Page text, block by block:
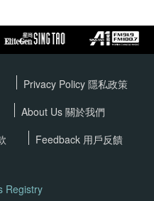
Privacy Policy 隱私政策
About Us 關於我們
Feedback 用戶反饋
Registry